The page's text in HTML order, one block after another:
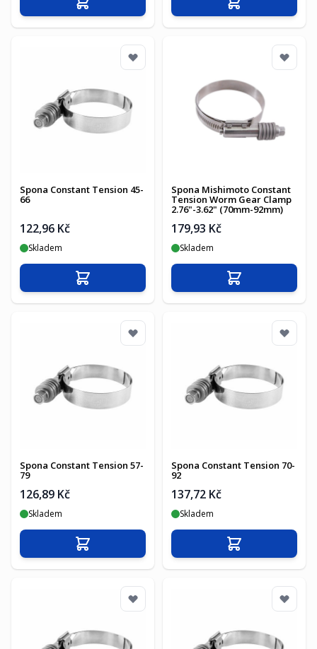
Přidat do košíku Přidat do košíku
Spona Constant Tension 45-
66
122,96 Kč
Skladem
Přidat do košíku
Spona Mishimoto Constant
Tension Worm Gear Clamp
2.76"-3.62" (70mm-92mm)
179,93 Kč
Skladem
Přidat do košíku
Spona Constant Tension 57-
79
126,89 Kč
Skladem
Přidat do košíku
Spona Constant Tension 70-
92
137,72 Kč
Skladem
Přidat do košíku